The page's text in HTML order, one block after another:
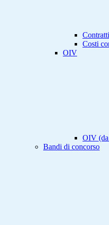
Costi
OIV
OIV (da
Bandi di concorso